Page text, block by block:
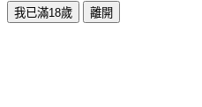
我已滿18歲 離開